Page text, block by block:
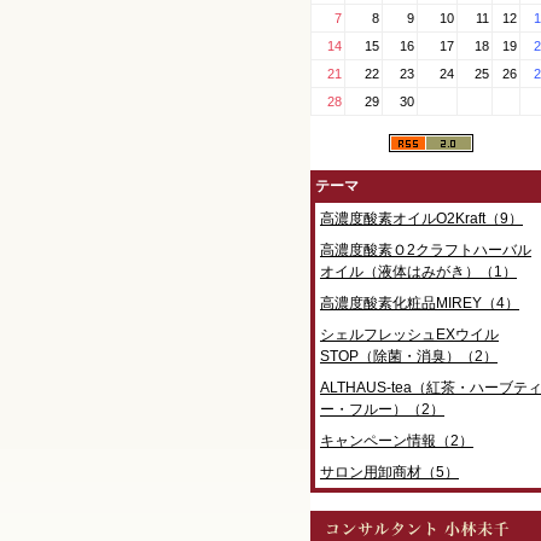
7
8 9 10 11 12
14
15 16 17 18 19
21
22 23 24 25 26
28
29 30
テーマ
高濃度酸素オイルO2Kraft（9）
高濃度酸素Ｏ2クラフトハーバル
オイル（液体はみがき）（1）
高濃度酸素化粧品MIREY（4）
シェルフレッシュEXウイル
STOP（除菌・消臭）（2）
ALTHAUS-tea（紅茶・ハーブティ
ー・フルー）（2）
キャンペーン情報（2）
サロン用卸商材（5）